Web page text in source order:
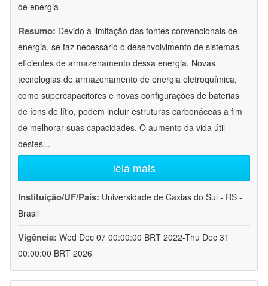
de energia
Resumo: Devido à limitação das fontes convencionais de
energia, se faz necessário o desenvolvimento de sistemas
eficientes de armazenamento dessa energia. Novas
tecnologias de armazenamento de energia eletroquímica,
como supercapacitores e novas configurações de baterias
de íons de lítio, podem incluir estruturas carbonáceas a fim
de melhorar suas capacidades. O aumento da vida útil
destes...
leia mais
Instituição/UF/País: Universidade de Caxias do Sul - RS -
Brasil
Vigência: Wed Dec 07 00:00:00 BRT 2022-Thu Dec 31
00:00:00 BRT 2026